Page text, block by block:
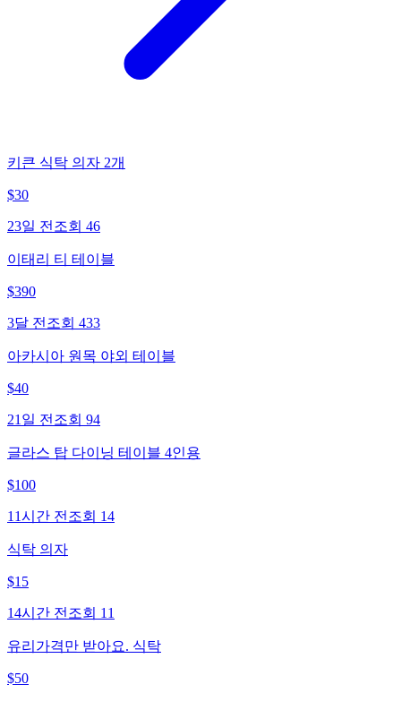
키큰 식탁 의자 2개
$30
23일 전 조회 46
이태리 티 테이블
$390
3달 전 조회 433
아카시아 원목 야외 테이블
$40
21일 전 조회 94
글라스 탑 다이닝 테이블 4인용
$100
11시간 전 조회 14
식탁 의자
$15
14시간 전 조회 11
유리가격만 받아요. 식탁
$50